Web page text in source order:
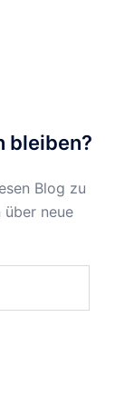
bleiben?
Blog zu
über neue